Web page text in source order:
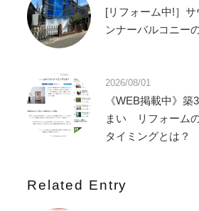
[リフォーム中!］サ
ンナーバルコニー
2026/08/01
《WEB掲載中》築
まい リフォーム
タイミングとは？
Related Entry